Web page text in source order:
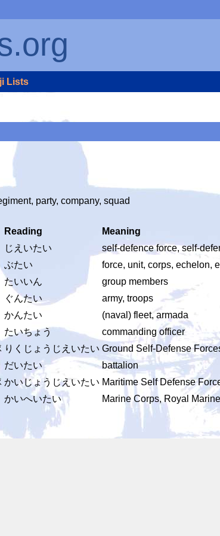
Lists
party, company, squad
Reading
Meaning
じえいたい
self-defence force, self-
ぶたい
force, unit, corps, echelon,
たいいん
group members
ぐんたい
army, troops
かんたい
(naval) fleet, armada
たいちょう
commanding officer
りくじょうじえいたい Ground Self-Defense
だいたい
battalion
かいじょうじえいたい Maritime Self Defense
かいへいたい Marine Corps, Royal